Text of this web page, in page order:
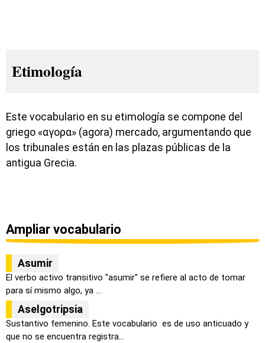
Etimología
Este vocabulario en su etimología se compone del
griego «αγορα» (agora) mercado, argumentando que
los tribunales están en las plazas públicas de la
antigua Grecia.
Ampliar vocabulario
Asumir
El verbo activo transitivo "asumir" se refiere al acto de tomar
para sí mismo algo, ya ...
Aselgotripsia
Sustantivo femenino. Este vocabulario es de uso anticuado y
que no se encuentra registra...